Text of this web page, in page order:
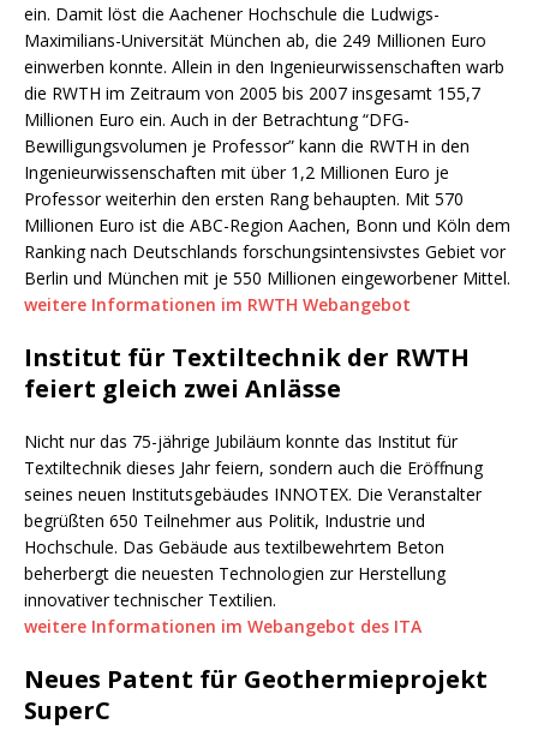
ein. Damit löst die Aachener Hochschule die Ludwigs-
Maximilians-Universität München ab, die 249 Millionen Euro
einwerben konnte. Allein in den Ingenieurwissenschaften warb
die RWTH im Zeitraum von 2005 bis 2007 insgesamt 155,7
Millionen Euro ein. Auch in der Betrachtung “DFG-
Bewilligungsvolumen je Professor” kann die RWTH in den
Ingenieurwissenschaften mit über 1,2 Millionen Euro je
Professor weiterhin den ersten Rang behaupten. Mit 570
Millionen Euro ist die ABC-Region Aachen, Bonn und Köln dem
Ranking nach Deutschlands forschungsintensivstes Gebiet vor
Berlin und München mit je 550 Millionen eingeworbener Mittel.
weitere Informationen im RWTH Webangebot
Institut für Textiltechnik der RWTH
feiert gleich zwei Anlässe
Nicht nur das 75-jährige Jubiläum konnte das Institut für
Textiltechnik dieses Jahr feiern, sondern auch die Eröffnung
seines neuen Institutsgebäudes INNOTEX. Die Veranstalter
begrüßten 650 Teilnehmer aus Politik, Industrie und
Hochschule. Das Gebäude aus textilbewehrtem Beton
beherbergt die neuesten Technologien zur Herstellung
innovativer technischer Textilien.
weitere Informationen im Webangebot des ITA
Neues Patent für Geothermieprojekt
SuperC